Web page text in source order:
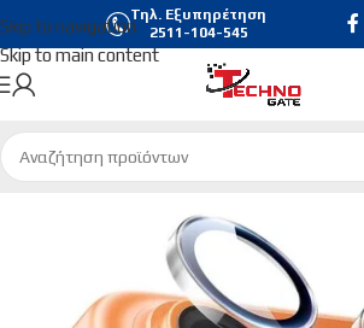
Skip to navigation
Skip to main content
Τηλ. Εξυπηρέτηση
2511-104-545
Αρχική σελίδα/Τηλεφωνία & Tablets/